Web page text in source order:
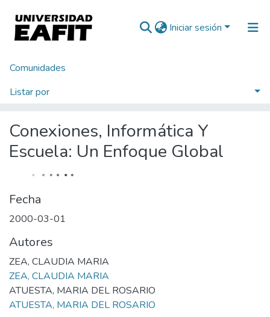
Iniciar sesión
Comunidades
Listar por
Inicio Investigación
Conexiones, Informática Y
Escuela: Un Enfoque Global
Fecha
2000-03-01
Autores
ZEA, CLAUDIA MARIA
ZEA, CLAUDIA MARIA
ATUESTA, MARIA DEL ROSARIO
ATUESTA, MARIA DEL ROSARIO